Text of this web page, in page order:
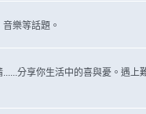
樂等話題。
分享你生活中的喜與憂。遇上